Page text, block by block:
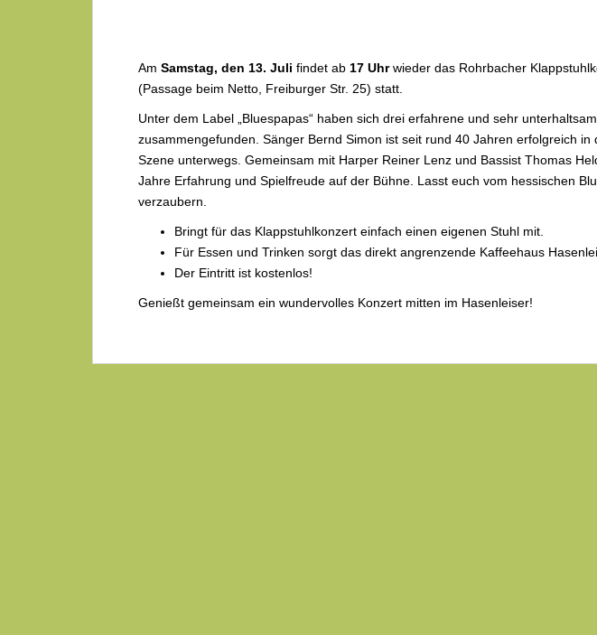
Am Samstag, den 13. Juli findet ab 17 Uhrwieder das Rohrbacher
(Passage beim Netto, Freiburger Str. 25) statt.
Unter dem Label „Bluespapas“ haben sich drei erfahrene und sehr
zusammengefunden. Sänger Bernd Simon ist seit rund 40 Jahren erfolgreich in
Szene unterwegs. Gemeinsam mit Harper Reiner Lenz und Bassist Thomas
Jahre Erfahrung und Spielfreude auf der Bühne. Lasst euch vom hessischen
verzaubern.
Bringt für das Klappstuhlkonzert einfach einen eigenen Stuhl mit.
Für Essen und Trinken sorgt das direkt angrenzende Kaffeehaus
Der Eintritt ist kostenlos!
Genießt gemeinsam ein wundervolles Konzert mitten im Hasenleiser!